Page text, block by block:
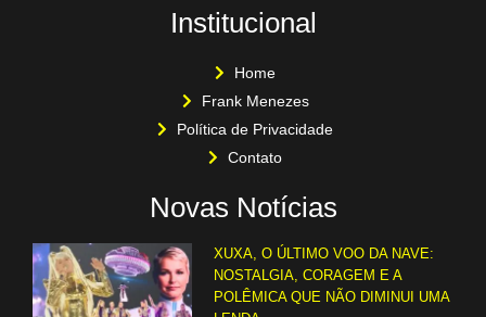
Institucional
Home
Frank Menezes
Política de Privacidade
Contato
Novas Notícias
XUXA, O ÚLTIMO VOO DA NAVE:
NOSTALGIA, CORAGEM E A
POLÊMICA QUE NÃO DIMINUI UMA